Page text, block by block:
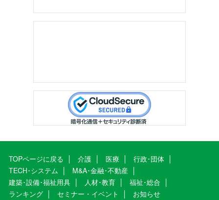
TOPページに戻る 介護 医療
行政･団体
TECH･システム
M&A･金融･不動産
建築･設備･福祉用具
人材･教育
福祉･総合
ランキング
セミナー・イベント お知らせ